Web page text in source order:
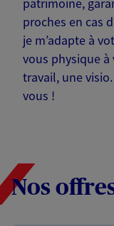
patrimoine,
proches en cas
je m’adapte à
vous physique
travail, une
vous !
Nos